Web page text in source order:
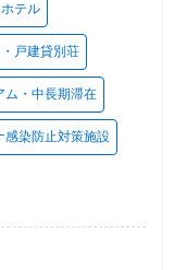
テル
戸建貸別荘
ム・中長期滞在
感染防止対策施設